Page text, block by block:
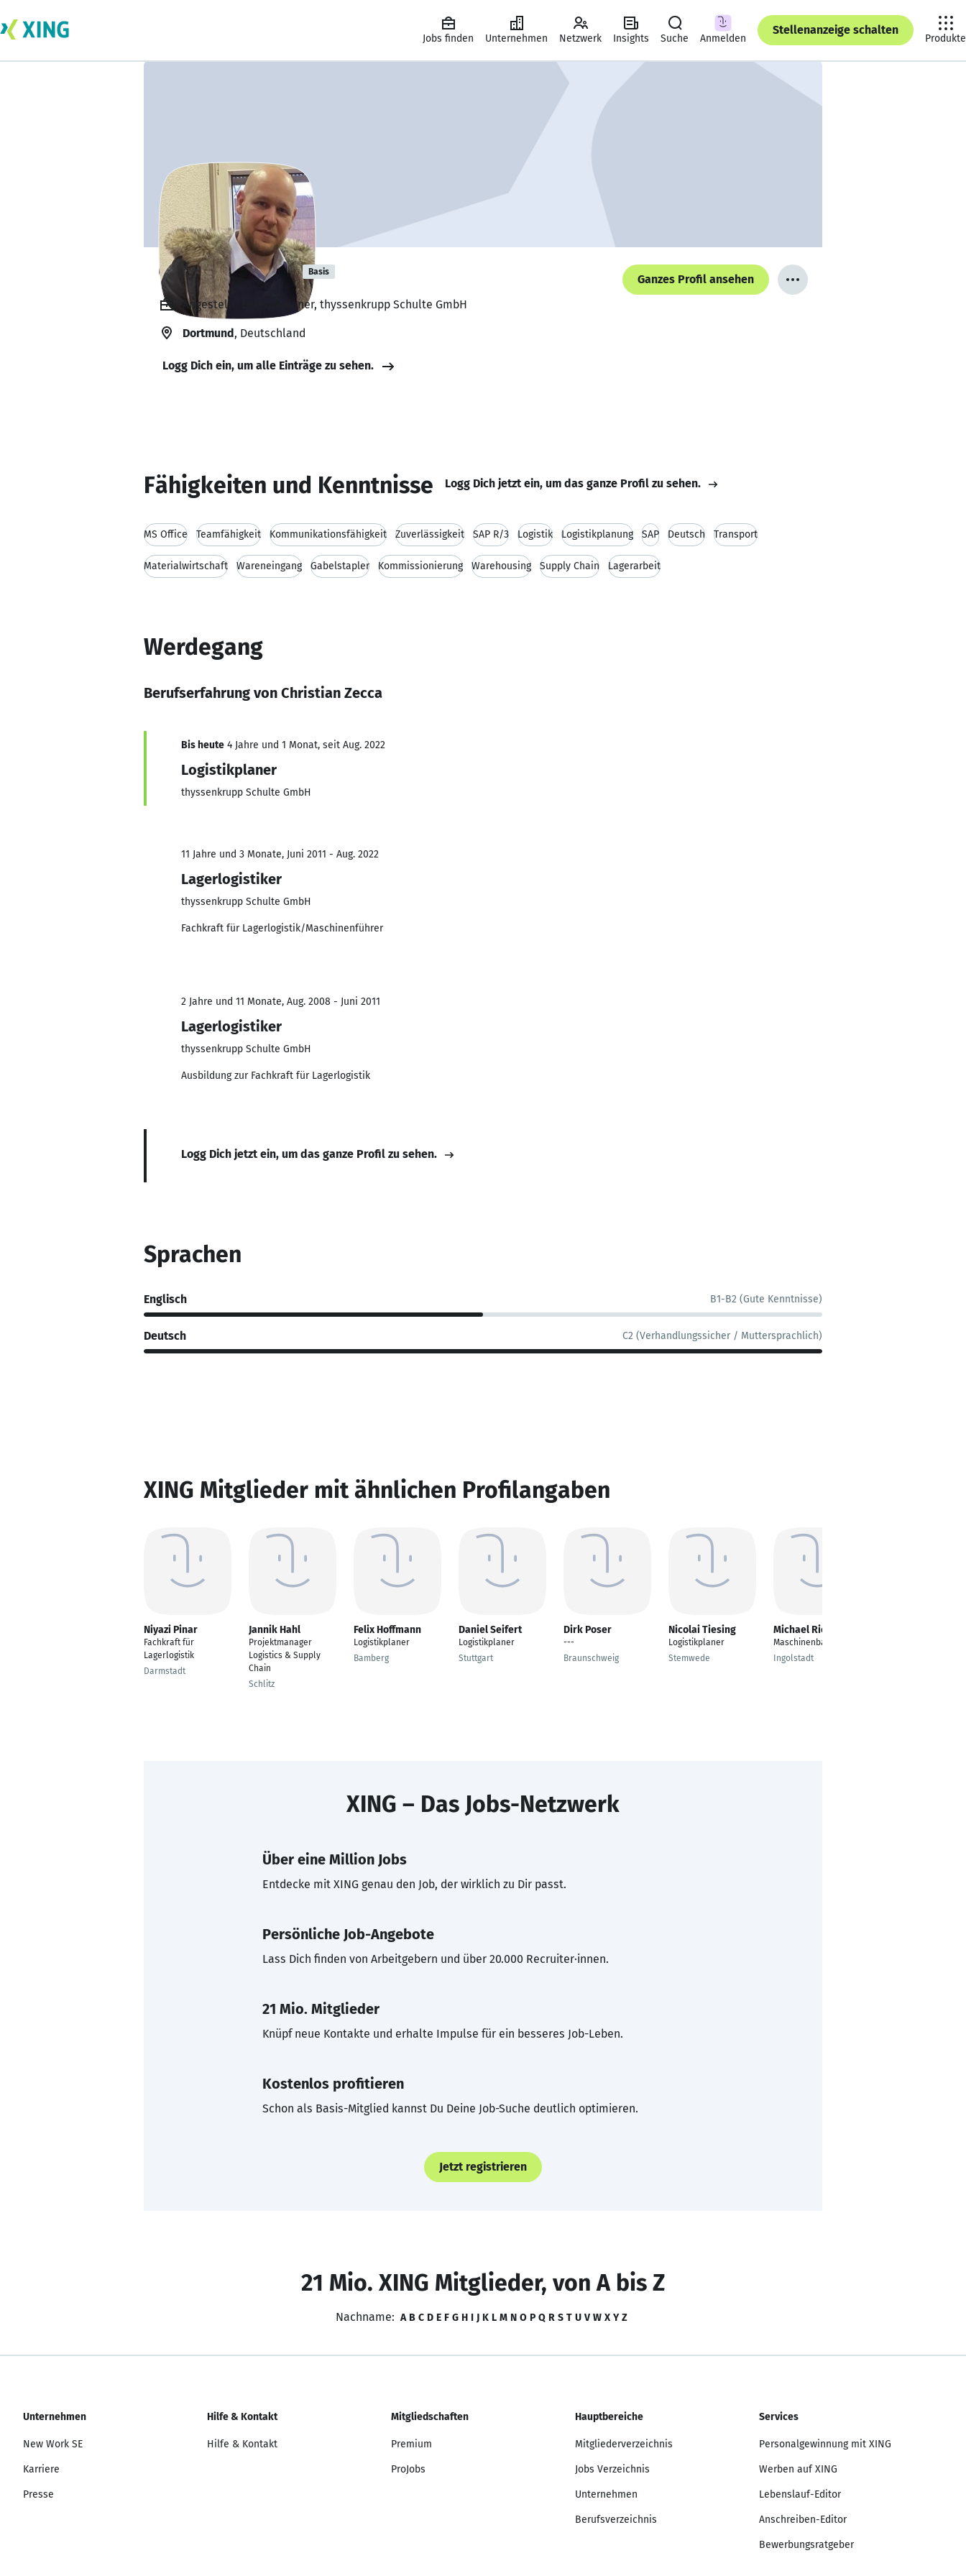
Jobs finden Unternehmen Netzwerk Insights Suche Anmelden
Stellenanzeige schalten
Produkte
Christian Zecca Basis
Ganzes Profil ansehen
Angestellt, Logistikplaner, thyssenkrupp Schulte GmbH
Dortmund, Deutschland
Logg Dich ein, um alle Einträge zu sehen.
Fähigkeiten und Kenntnisse Logg Dich jetzt ein, um das ganze Profil zu sehen.
MS Office Teamfähigkeit Kommunikationsfähigkeit Zuverlässigkeit SAP R/3 Logistik Logistikplanung SAP Deutsch Transport
Materialwirtschaft Wareneingang Gabelstapler Kommissionierung Warehousing Supply Chain Lagerarbeit
Werdegang
Berufserfahrung von Christian Zecca
Bis heute 4 Jahre und 1 Monat, seit Aug. 2022
Logistikplaner
thyssenkrupp Schulte GmbH
11 Jahre und 3 Monate, Juni 2011 - Aug. 2022
Lagerlogistiker
thyssenkrupp Schulte GmbH
Fachkraft für Lagerlogistik/Maschinenführer
2 Jahre und 11 Monate, Aug. 2008 - Juni 2011
Lagerlogistiker
thyssenkrupp Schulte GmbH
Ausbildung zur Fachkraft für Lagerlogistik
Logg Dich jetzt ein, um das ganze Profil zu sehen.
Sprachen
Englisch B1-B2 (Gute Kenntnisse)
Deutsch C2 (Verhandlungssicher / Muttersprachlich)
XING Mitglieder mit ähnlichen Profilangaben
Niyazi Pinar
Fachkraft für
Lagerlogistik
Darmstadt
Jannik Hahl
Projektmanager
Logistics & Supply
Chain
Schlitz
Felix Hoffmann
Logistikplaner
Bamberg
Daniel Seifert
Logistikplaner
Stuttgart
Dirk Poser
---
Braunschweig
Nicolai Tiesing
Logistikplaner
Stemwede
Michael Riepl
Maschinenbau
Ingolstadt
XING – Das Jobs-Netzwerk
Über eine Million Jobs
Entdecke mit XING genau den Job, der wirklich zu Dir passt.
Persönliche Job-Angebote
Lass Dich finden von Arbeitgebern und über 20.000 Recruiter·innen.
21 Mio. Mitglieder
Knüpf neue Kontakte und erhalte Impulse für ein besseres Job-Leben.
Kostenlos profitieren
Schon als Basis-Mitglied kannst Du Deine Job-Suche deutlich optimieren.
Jetzt registrieren
21 Mio. XING Mitglieder, von A bis Z
Nachname: A B C D E F G H I J K L M N O P Q R S T U V W X Y Z
Unternehmen
New Work SE
Karriere
Presse
Hilfe & Kontakt
Hilfe & Kontakt
Mitgliedschaften
Premium
ProJobs
Hauptbereiche
Mitgliederverzeichnis
Jobs Verzeichnis
Unternehmen
Berufsverzeichnis
Services
Personalgewinnung mit XING
Werben auf XING
Lebenslauf-Editor
Anschreiben-Editor
Bewerbungsratgeber